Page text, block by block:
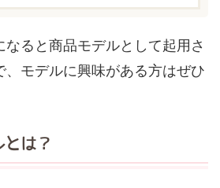
ると商品モデルとして起用さ
、モデルに興味がある方はぜひ
とは？